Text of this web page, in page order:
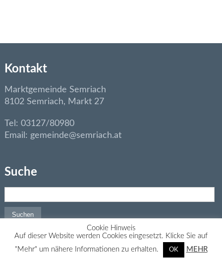
Kontakt
Marktgemeinde Semriach
8102 Semriach, Markt 27
Tel: 03127/80980
Email: gemeinde@semriach.at
Suche
Impressum| Datenschutz
Cookie Hinweis
Auf dieser Website werden Cookies eingesetzt. Klicke Sie auf
"Mehr" um nähere Informationen zu erhalten.
OK MEHR